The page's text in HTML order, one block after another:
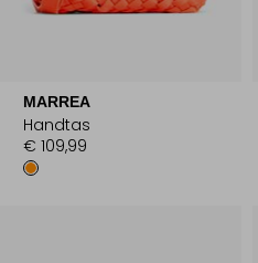
MARREA
Handtas
€ 109,99